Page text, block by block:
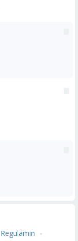
Regulamin